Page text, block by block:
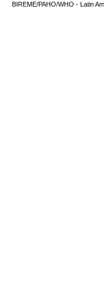
BIREME/PAHO/WHO - Latin